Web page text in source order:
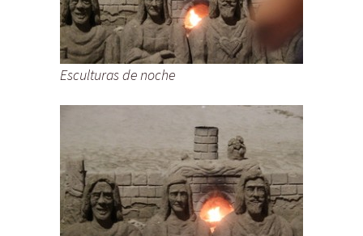
Esculturas de noche